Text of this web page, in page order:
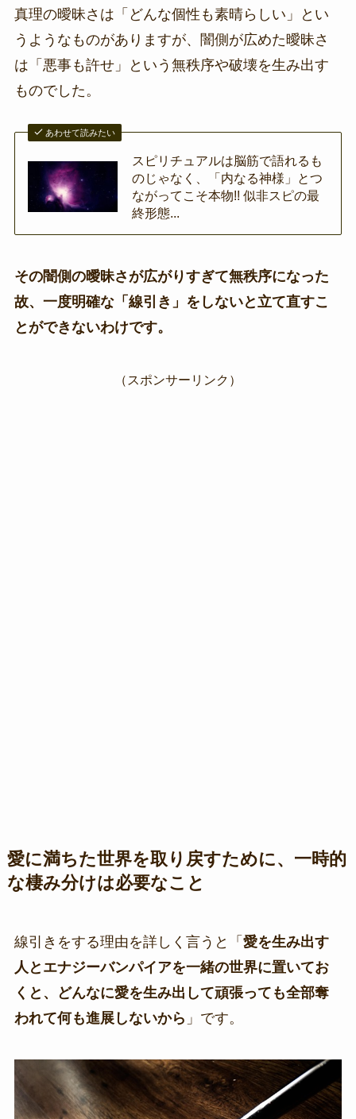
真理の曖昧さは「どんな個性も素晴らしい」とい
うようなものがありますが、闇側が広めた曖昧さ
は「悪事も許せ」という無秩序や破壊を生み出す
ものでした。
あわせて読みたい
スピリチュアルは脳筋で語れるも
のじゃなく、「内なる神様」とつ
ながってこそ本物!! 似非スピの最
終形態...
その闇側の曖昧さが広がりすぎて無秩序になった
故、一度明確な「線引き」をしないと立て直すこ
とができないわけです。
（スポンサーリンク）
愛に満ちた世界を取り戻すために、一時的
な棲み分けは必要なこと
線引きをする理由を詳しく言うと「 愛を生み出す
人とエナジーバンパイアを一緒の世界に置いてお
くと、どんなに愛を生み出して頑張っても全部奪
われて何も進展しないから 」です。